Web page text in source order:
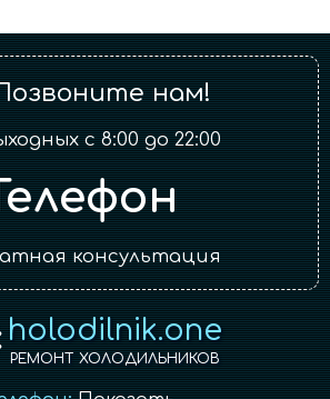
нам!
с 8:00 до 22:00
консультация
holodilnik.one
РЕМОНТ ХОЛОДИЛЬНИКОВ